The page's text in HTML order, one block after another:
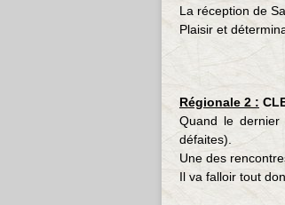
La réception de
Plaisir et
Régionale 2 :
Quand le
défaites).
Une des
Il va falloir tout